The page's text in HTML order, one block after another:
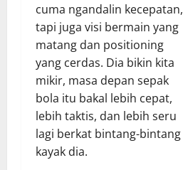
cuma ngandalin kecepatan,
tapi juga visi bermain yang
matang dan positioning
yang cerdas. Dia bikin kita
mikir, masa depan sepak
bola itu bakal lebih cepat,
lebih taktis, dan lebih seru
lagi berkat bintang-bintang
kayak dia.